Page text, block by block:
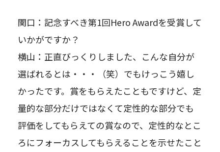
関口：記念すべき第1回Hero Awardを受賞して
いかがですか？
横山：正直びっくりしました、こんな自分が
選ばれるとは・・・（笑）でもけっこう嬉し
かったです。賞をもらえたこともですけど、定
量的な部分だけではなくて定性的な部分でも
評価をしてもらえての賞なので、定性的なとこ
ろにフォーカスしてもらえることを示せたこと